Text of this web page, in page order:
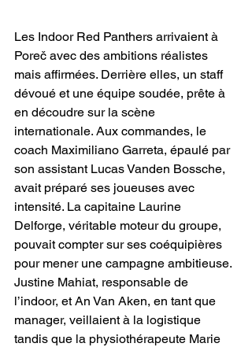
Les Indoor Red Panthers arrivaient à
Poreč avec des ambitions réalistes
mais affirmées. Derrière elles, un staff
dévoué et une équipe soudée, prête à
en découdre sur la scène
internationale. Aux commandes, le
coach Maximiliano Garreta, épaulé par
son assistant Lucas Vanden Bossche,
avait préparé ses joueuses avec
intensité. La capitaine Laurine
Delforge, véritable moteur du groupe,
pouvait compter sur ses coéquipières
pour mener une campagne ambitieuse.
Justine Mahiat, responsable de
l’indoor, et An Van Aken, en tant que
manager, veillaient à la logistique
tandis que la physiothérapeute Marie